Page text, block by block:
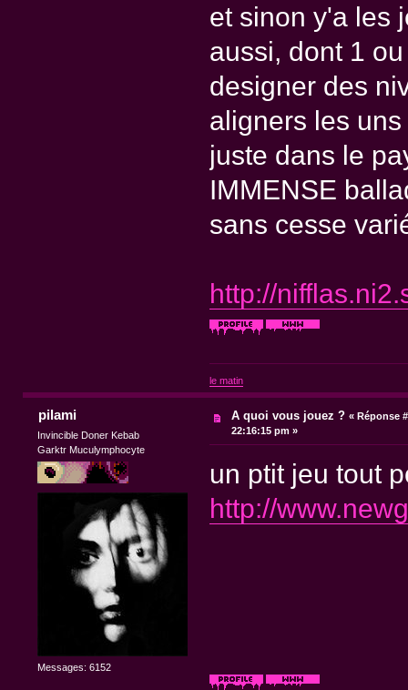
et sinon y'a les
aussi, dont 1
designer des
aligners les
juste dans le
IMMENSE
sans cesse
http://
le matin
pilami
Invincible Doner Kebab
Garktr Muculymphocyte
Messages: 6152
A quoi vous jouez ? «Réponse
22:16:15 pm »
un ptit jeu tout
http://